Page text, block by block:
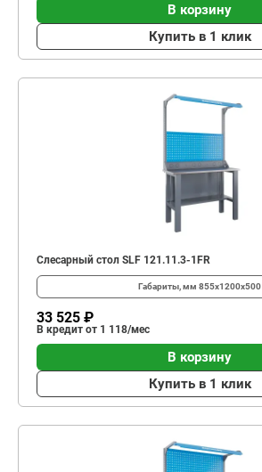
В корзину
Купить в 1 клик
Слесарный стол SLF 121.11.3-1FR
Габариты, мм 855x1200x500
33 525 ₽
В кредит от 1 118/мес
В корзину
Купить в 1 клик